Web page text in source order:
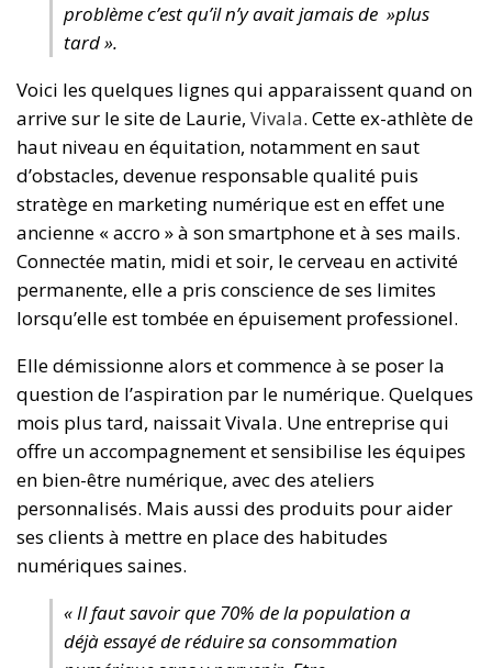
problème c’est qu’il n’y avait jamais de »plus
tard ».
Voici les quelques lignes qui apparaissent quand on
arrive sur le site de Laurie, Vivala. Cette ex-athlète de
haut niveau en équitation, notamment en saut
d’obstacles, devenue responsable qualité puis
stratège en marketing numérique est en effet une
ancienne « accro » à son smartphone et à ses mails.
Connectée matin, midi et soir, le cerveau en activité
permanente, elle a pris conscience de ses limites
lorsqu’elle est tombée en épuisement professionel.
Elle démissionne alors et commence à se poser la
question de l’aspiration par le numérique. Quelques
mois plus tard, naissait Vivala. Une entreprise qui
offre un accompagnement et sensibilise les équipes
en bien-être numérique, avec des ateliers
personnalisés. Mais aussi des produits pour aider
ses clients à mettre en place des habitudes
numériques saines.
« Il faut savoir que 70% de la population a
déjà essayé de réduire sa consommation